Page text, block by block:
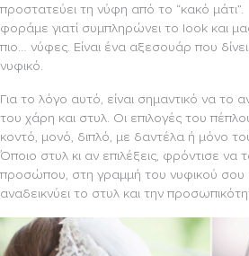
προστατεύει τη νύφη από το “κακό
φοράμε γιατί συμπληρώνει το look και
πιο… νύφες. Είναι ένα αξεσουάρ που
νυφικό.
Για το λόγο αυτό, είναι σημαντικό να το
του χάρη και στυλ. Οι επιλογές του
κοντό, μονό, διπλό, με δαντέλα ή μόνο
Όποιο στυλ κι αν επιλέξεις, φρόντισε να
προσώπου, στη γραμμή του νυφικού σου
αναδεικνύει το στυλ και την